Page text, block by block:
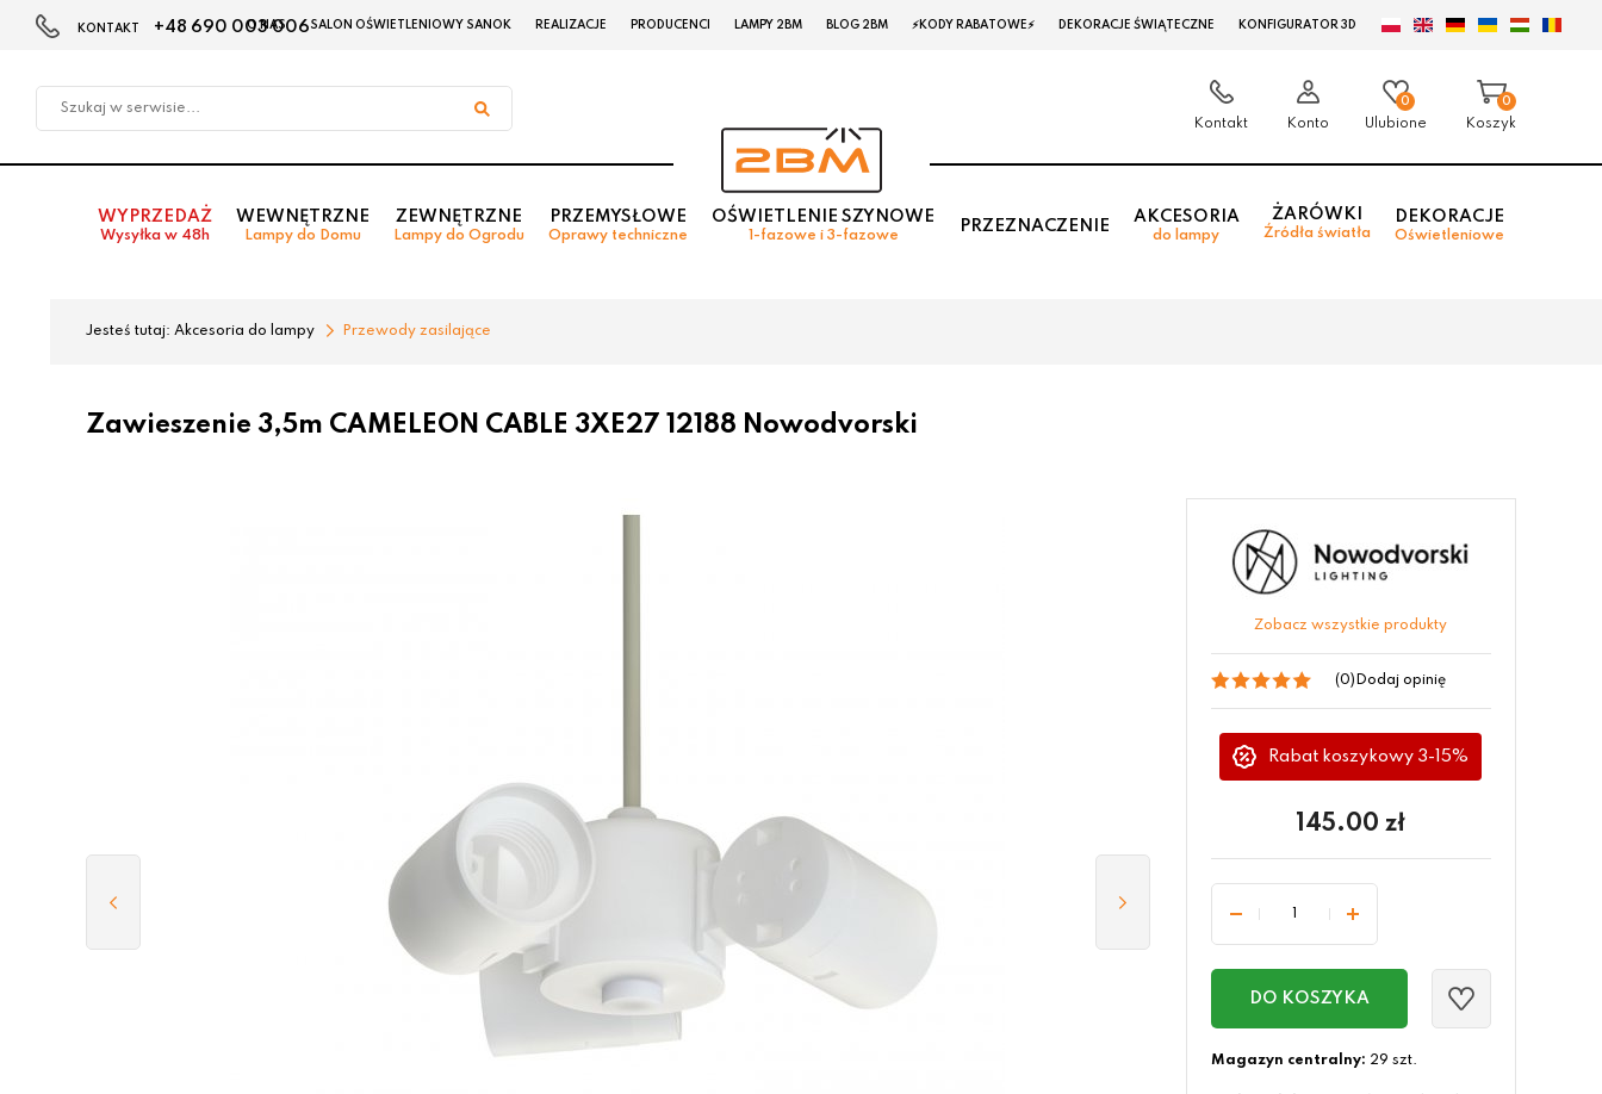
w
KONTAKT +48 690 003 006
O NAS SALON OŚWIETLENIOWY SANOK REALIZACJE PRODUCENCI LAMPY 2BM BLOG 2BM ⚡KODY RABATOWE⚡ DEKORACJE ŚWIĄTECZNE KONFIGURATOR 3D
Kontakt Konto
0
Ulubione
0
Koszyk
WYPRZEDAŻ
Wysyłka w 48h
WEWNĘTRZNE
Lampy do Domu
ZEWNĘTRZNE
Lampy do Ogrodu
PRZEMYSŁOWE
Oprawy techniczne
OŚWIETLENIE SZYNOWE
1-fazowe i 3-fazowe
PRZEZNACZENIE
AKCESORIA
do lampy
ŻARÓWKI
Źródła światła
DEKORACJE
Oświetleniowe
Jesteś tutaj: Akcesoria do lampy Przewody zasilające
Zawieszenie 3,5m CAMELEON CABLE 3XE27 12188 Nowodvorski
Zobacz wszystkie produkty
(0) Dodaj opinię
Rabat koszykowy 3-15%
145.00 zł
DO KOSZYKA
Magazyn centralny: 29 szt.